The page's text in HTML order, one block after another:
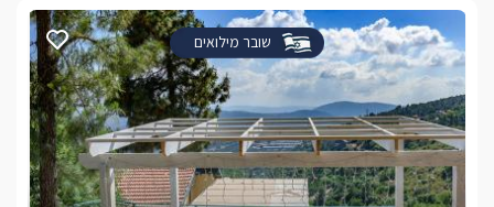
שובר מילואים